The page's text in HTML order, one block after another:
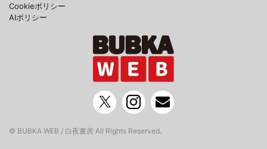
Cookieポリシー
AIポリシー
© BUBKA WEB / 白夜書房 All Rights Reserved.